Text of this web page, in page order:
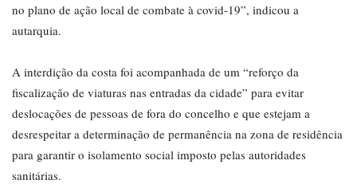
no plano de ação local de combate à covid-19”, indicou a
autarquia.
A interdição da costa foi acompanhada de um “reforço da
fiscalização de viaturas nas entradas da cidade” para evitar
deslocações de pessoas de fora do concelho e que estejam a
desrespeitar a determinação de permanência na zona de residência
para garantir o isolamento social imposto pelas autoridades
sanitárias.